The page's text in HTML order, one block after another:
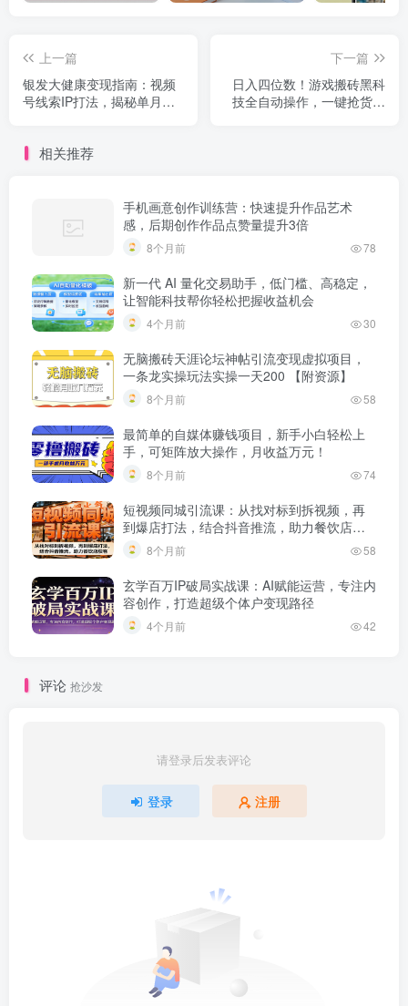
上一篇
银发大健康变现指南：视频
号线索IP打法，揭秘单月变
下一篇
日入四位数！游戏搬砖黑科
技全自动操作，一键抢货稳
相关推荐
手机画意创作训练营：快速提升作品艺术
感，后期创作作品点赞量提升3倍
8个月前 78
新一代 AI 量化交易助手，低门槛、高稳定，
让智能科技帮你轻松把握收益机会
4个月前 30
无脑搬砖天涯论坛神帖引流变现虚拟项目，
一条龙实操玩法实操一天200 【附资源】
8个月前 58
最简单的自媒体赚钱项目，新手小白轻松上
手，可矩阵放大操作，月收益万元！
8个月前 74
短视频同城引流课：从找对标到拆视频，再
到爆店打法，结合抖音推流，助力餐饮店获
客
8个月前 58
玄学百万IP破局实战课：AI赋能运营，专注内
容创作，打造超级个体户变现路径
4个月前 42
评论 抢沙发
请登录后发表评论
登录 注册